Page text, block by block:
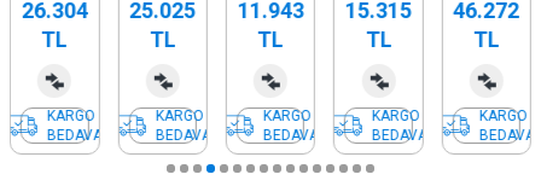
26.304
TL
KARGO
BEDAVA
25.025
TL
KARGO
BEDAVA
11.943
TL
KARGO
BEDAVA
15.315
TL
KARGO
BEDAVA
46.272
TL
KARGO
BEDAVA